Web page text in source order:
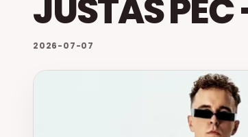
JUSTAS PEČ
2026-07-07